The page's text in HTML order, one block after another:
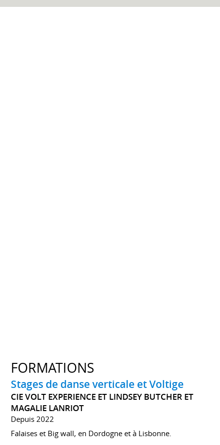
FORMATIONS
Stages de danse verticale et Voltige
CIE VOLT EXPERIENCE ET LINDSEY BUTCHER ET
MAGALIE LANRIOT
Depuis 2022
Falaises et Big wall, en Dordogne et à Lisbonne.